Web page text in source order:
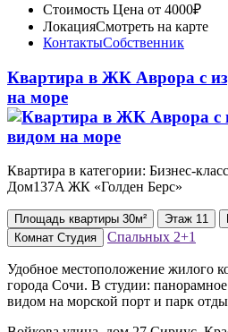
Стоимость Цена от 4000₽
ЛокацияСмотреть на карте
КонтактыСобственник
Квартира в ЖК Аврора с
на море
Квартира в категории: Бизнес-
Дом137A ЖК «Голден Берс»
Площадь квартиры 30м² Этаж 11
Комнат Студия Спальных 2+1
Удобное местоположение жилого
города Сочи. В студии:
видом на морской порт и парк